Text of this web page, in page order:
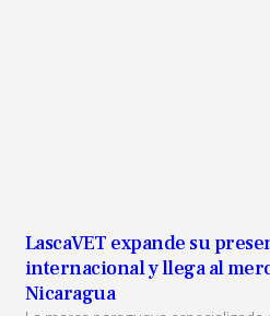
LascaVET expande su
internacional y llega al
Nicaragua